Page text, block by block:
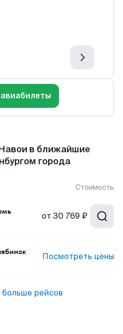
в ближайшие
города
Стоимость
от 30 769 ₽
Посмотреть цены
рейсов